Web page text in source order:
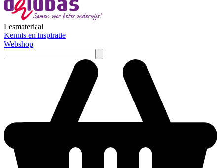
Lesmateriaal
Kennis en inspiratie
Webshop